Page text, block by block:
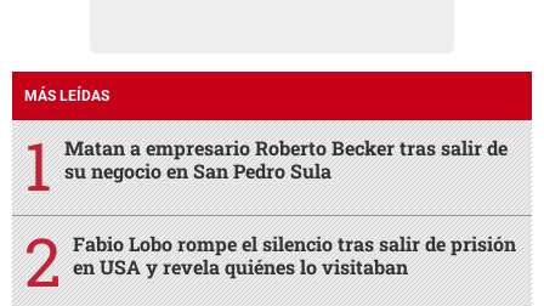
MÁS LEÍDAS
Matan a empresario Roberto Becker tras salir de
su negocio en San Pedro Sula
Fabio Lobo rompe el silencio tras salir de prisión
en USA y revela quiénes lo visitaban